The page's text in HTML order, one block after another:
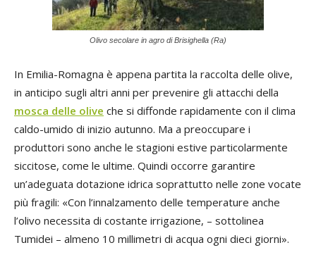
Olivo secolare in agro di Brisighella (Ra)
In Emilia-Romagna è appena partita la raccolta delle olive,
in anticipo sugli altri anni per prevenire gli attacchi della
mosca delle olive che si diffonde rapidamente con il clima
caldo-umido di inizio autunno. Ma a preoccupare i
produttori sono anche le stagioni estive particolarmente
siccitose, come le ultime. Quindi occorre garantire
un’adeguata dotazione idrica soprattutto nelle zone vocate
più fragili: «Con l’innalzamento delle temperature anche
l’olivo necessita di costante irrigazione, – sottolinea
Tumidei – almeno 10 millimetri di acqua ogni dieci giorni».